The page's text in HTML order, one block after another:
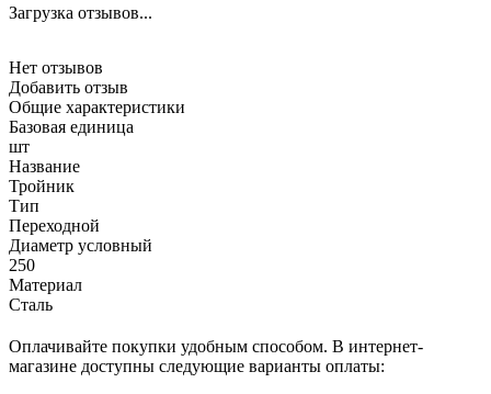
Загрузка отзывов...
Нет отзывов
Добавить отзыв
Общие характеристики
Базовая единица
шт
Название
Тройник
Тип
Переходной
Диаметр условный
250
Материал
Сталь
Оплачивайте покупки удобным способом. В интернет-
магазине доступны следующие варианты оплаты: